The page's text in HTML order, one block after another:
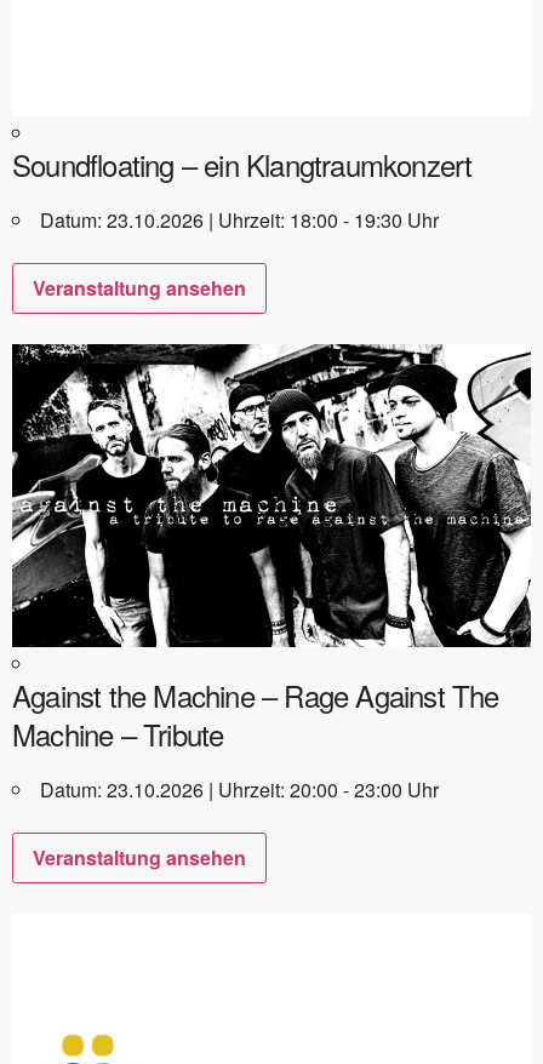
Soundfloating – ein Klangtraumkonzert
Datum: 23.10.2026 | Uhrzeit: 18:00 - 19:30 Uhr
Veranstaltung ansehen
Against the Machine – Rage Against The
Machine – Tribute
Datum: 23.10.2026 | Uhrzeit: 20:00 - 23:00 Uhr
Veranstaltung ansehen